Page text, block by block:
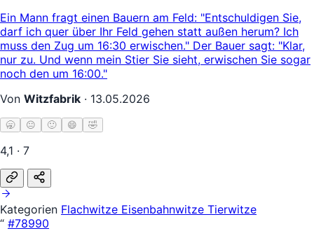
Ein Mann fragt einen Bauern am Feld: "Entschuldigen Sie,
darf ich quer über Ihr Feld gehen statt außen herum? Ich
muss den Zug um 16:30 erwischen." Der Bauer sagt: "Klar,
nur zu. Und wenn mein Stier Sie sieht, erwischen Sie sogar
noch den um 16:00."
Von Witzfabrik · 13.05.2026
🥱 😐 🙂 😄 🤣
4,1 · 7
Kategorien Flachwitze Eisenbahnwitze Tierwitze
“ #78990